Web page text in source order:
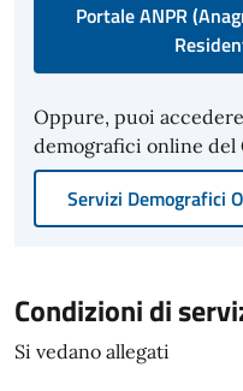
Portale ANPR
Oppure, puoi
demografici online del
Servizi Demografici
Condizioni di
Si vedano allegati